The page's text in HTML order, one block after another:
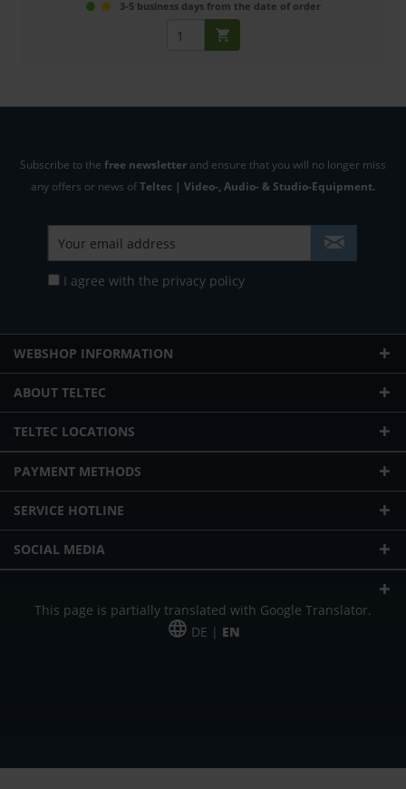
3-5 business days from the date of order
Subscribe to the free newsletter and ensure that you will no longer miss
any offers or news ofTeltec | Video-, Audio- & Studio-Equipment.
I agree with the privacy policy
WEBSHOP INFORMATION
ABOUT TELTEC
TELTEC LOCATIONS
PAYMENT METHODS
SERVICE HOTLINE
SOCIAL MEDIA
This page is partially translated with Google Translator.
DE | EN